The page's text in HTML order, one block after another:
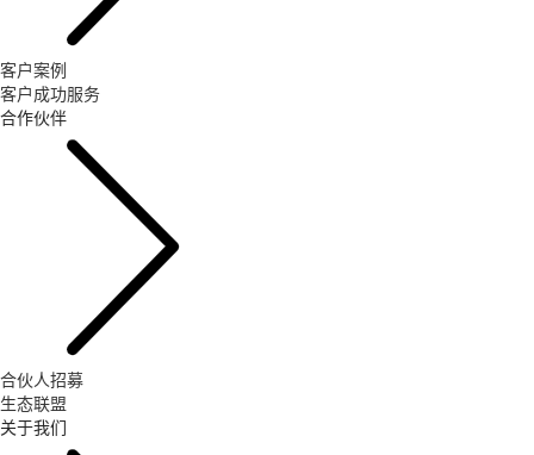
客户案例
客户成功服务
合作伙伴
合伙人招募
生态联盟
关于我们